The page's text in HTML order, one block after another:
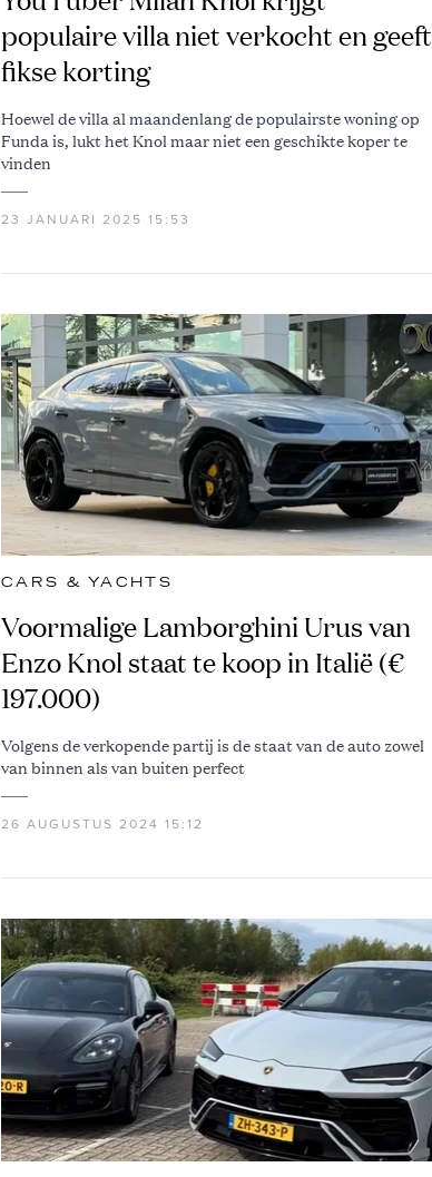
populaire villa niet verkocht en geeft
fikse korting
Hoewel de villa al maandenlang de populairste woning op
Funda is, lukt het Knol maar niet een geschikte koper te
vinden
23 JANUARI 2025 15:53
CARS & YACHTS
Voormalige Lamborghini Urus van
Enzo Knol staat te koop in Italië (€
197.000)
Volgens de verkopende partij is de staat van de auto zowel
van binnen als van buiten perfect
26 AUGUSTUS 2024 15:12